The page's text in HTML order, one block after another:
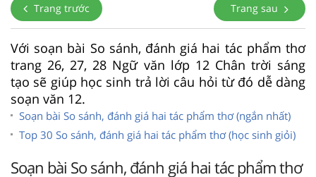
Trang trước Trang sau
Với soạn bài So sánh, đánh giá hai tác phẩm thơ
trang 26, 27, 28 Ngữ văn lớp 12 Chân trời sáng
tạo sẽ giúp học sinh trả lời câu hỏi từ đó dễ dàng
soạn văn 12.
Soạn bài So sánh, đánh giá hai tác phẩm thơ (ngắn nhất)
Top 30 So sánh, đánh giá hai tác phẩm thơ (học sinh giỏi)
Soạn bài So sánh, đánh giá hai tác phẩm thơ